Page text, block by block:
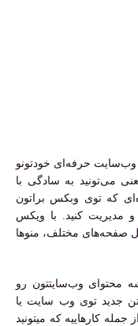
وب‌سایت حرفه‌ای خودتونو
می‌تونید به سادگی با
که توی وبکس براتون
مدیریت کنید. با ویکس
مختلف، منوها
محتوای وب‌سایتتون رو
جدید توی وب سایت یا
ایجاد کردن یه فروشگاه آنلاین خوب با Wix از جمله کارهاییه که میتونید